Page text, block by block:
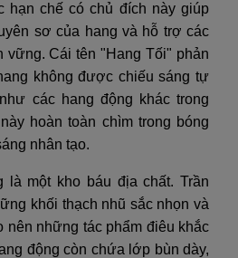
hạn chế có chủ đích này giúp
sơ của hang và hỗ trợ các
vững. Cái tên "Hang Tối" phản
không được chiếu sáng tự
các hang động khác trong
hoàn toàn chìm trong bóng
nhân tạo.
là một kho báu địa chất. Trần
khối thạch nhũ sắc nhọn và
nên những tác phẩm điêu khắc
động còn chứa lớp bùn dày,